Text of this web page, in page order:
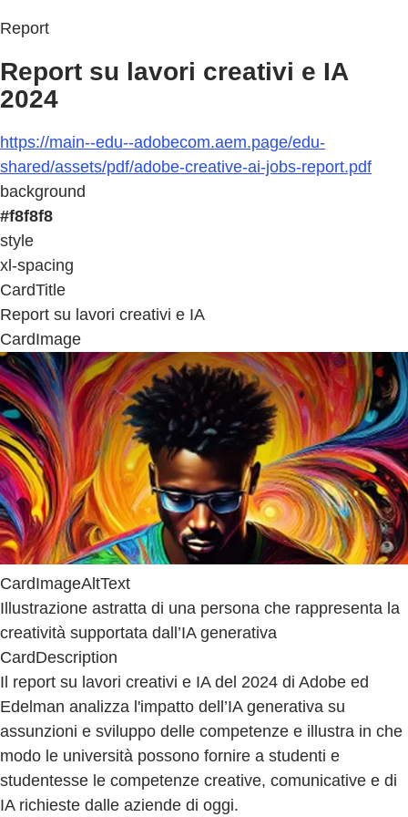
Report
Report su lavori creativi e IA
2024
https://main--edu--adobecom.aem.page/edu-
shared/assets/pdf/adobe-creative-ai-jobs-report.pdf
background
#f8f8f8
style
xl-spacing
CardTitle
Report su lavori creativi e IA
CardImage
CardImageAltText
Illustrazione astratta di una persona che rappresenta la
creatività supportata dall’IA generativa
CardDescription
Il report su lavori creativi e IA del 2024 di Adobe ed
Edelman analizza l'impatto dell’IA generativa su
assunzioni e sviluppo delle competenze e illustra in che
modo le università possono fornire a studenti e
studentesse le competenze creative, comunicative e di
IA richieste dalle aziende di oggi.